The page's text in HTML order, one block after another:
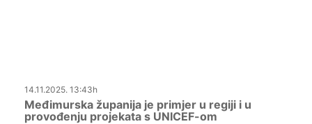
14.11.2025. 13:43h
Međimurska županija je primjer u regiji i u
provođenju projekata s UNICEF-om